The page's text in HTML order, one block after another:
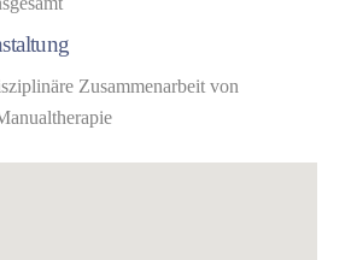
Zusammenarbeit von